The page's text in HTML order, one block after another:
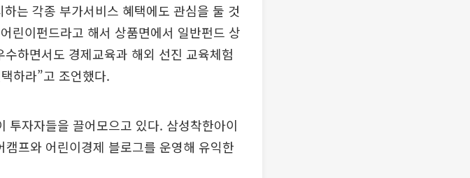
는 각종 부가서비스 혜택에도 관심을 둘 것
린이펀드라고 해서 상품면에서 일반펀드 상
하면서도 경제교육과 해외 선진 교육체험
하라”고 조언했다.
투자자들을 끌어모으고 있다. 삼성착한아이
프와 어린이경제 블로그를 운영해 유익한